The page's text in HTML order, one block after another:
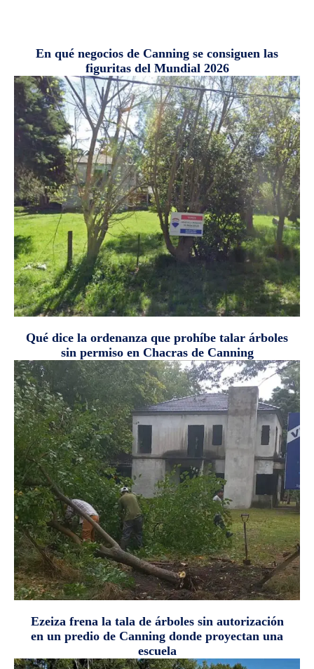
En qué negocios de Canning se consiguen las
figuritas del Mundial 2026
Qué dice la ordenanza que prohíbe talar árboles
sin permiso en Chacras de Canning
Ezeiza frena la tala de árboles sin autorización
en un predio de Canning donde proyectan una
escuela